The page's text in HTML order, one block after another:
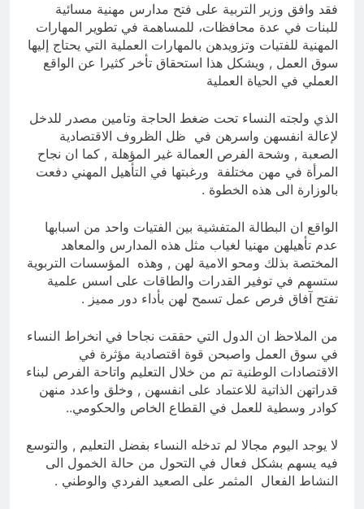
فقد وافق وزير التربية على فتح مدارس مهنية مسائية
للبنات في عدة محافظات، للمساهمة في تطوير المهارات
المهنية للفتيات وتزويدهن بالمهارات العملية التي يحتاج إليها
سوق العمل , ويشكل هذا استحقاق تأخر كثيرا عن الواقع
العملي في الحياة العملية
الذي ولجته النساء تحت ضغط الحاجة وتامين مصدر للدخل
لإعالة انفسهن واسرهن في ظل الظروف الاقتصادية
الصعبة , وشحة الفرص العمالة غير المؤهلة , كما ان نجاح
المرأة في مهن مختلفة ورغبتها في التأهيل المهني دفعت
بالوزارة الى هذه الخطوة .
الواقع ان البطالة المتفشية بين الفتيات واحد من اسبابها
عدم تأهيلهن مهنيا لغياب مثل هذه المدارس والمعاهد
المختصة بذلك ومحو الامية لهن , وهذه المؤسسات التربوية
ستسهم في توفير القدرات والطاقات على اسس علمية
تفتح آفاق فرص عمل تسمح لهن بأداء دور مميز .
من الملاحظ ان الدول التي حققت نجاحا في انخراط النساء
في سوق العمل واصبحن قوة اقتصادية مؤثرة في
الاقتصادات الوطنية تم من خلال التعليم واتاحة الفرص لبناء
قدراتهن الذاتية للاعتماد على انفسهن , وخلق واعدد منهن
كوادر وسطية للعمل في القطاع الخاص والحكومي..
لا يوجد اليوم مجالا لم تدخله النساء بفضل التعليم , والتوسع
فيه يسهم بشكل فعال في التحول من حالة الخمول الى
النشاط الفعال المثمر على الصعيد الفردي والوطني .